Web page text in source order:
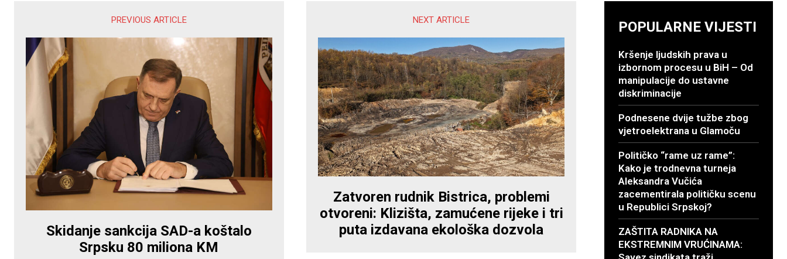
PREVIOUS ARTICLE
Skidanje sankcija SAD-a koštalo
Srpsku 80 miliona KM
NEXT ARTICLE
Zatvoren rudnik Bistrica, problemi
otvoreni: Klizišta, zamućene rijeke i tri
puta izdavana ekološka dozvola
POPULARNE VIJESTI
Kršenje ljudskih prava u
izbornom procesu u BiH – Od
manipulacije do ustavne
diskriminacije
Podnesene dvije tužbe zbog
vjetroelektrana u Glamoču
Političko “rame uz rame”:
Kako je trodnevna turneja
Aleksandra Vučića
zacementirala političku scenu
u Republici Srpskoj?
ZAŠTITA RADNIKA NA
EKSTREMNIM VRUĆINAMA: